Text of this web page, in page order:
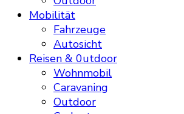
Mobilität
Fahrzeuge
Autosicht
Reisen & 0utdoor
Wohnmobil
Caravaning
Outdoor